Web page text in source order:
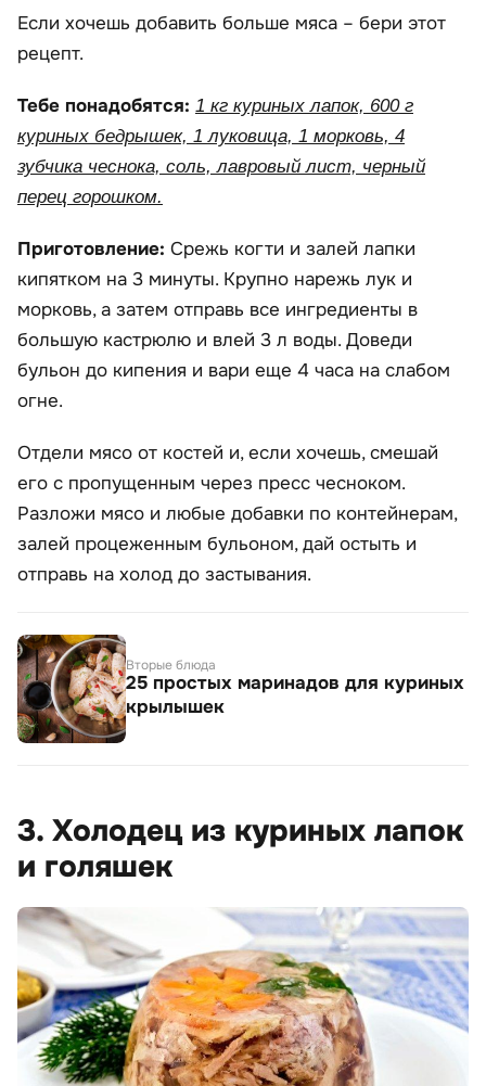
Если хочешь добавить больше мяса – бери этот
рецепт.
Тебе понадобятся: 1 кг куриных лапок, 600 г
куриных бедрышек, 1 луковица, 1 морковь, 4
зубчика чеснока, соль, лавровый лист, черный
перец горошком.
Приготовление: Срежь когти и залей лапки
кипятком на 3 минуты. Крупно нарежь лук и
морковь, а затем отправь все ингредиенты в
большую кастрюлю и влей 3 л воды. Доведи
бульон до кипения и вари еще 4 часа на слабом
огне.
Отдели мясо от костей и, если хочешь, смешай
его с пропущенным через пресс чесноком.
Разложи мясо и любые добавки по контейнерам,
залей процеженным бульоном, дай остыть и
отправь на холод до застывания.
Вторые блюда
25 простых маринадов для куриных
крылышек
3. Холодец из куриных лапок
и голяшек